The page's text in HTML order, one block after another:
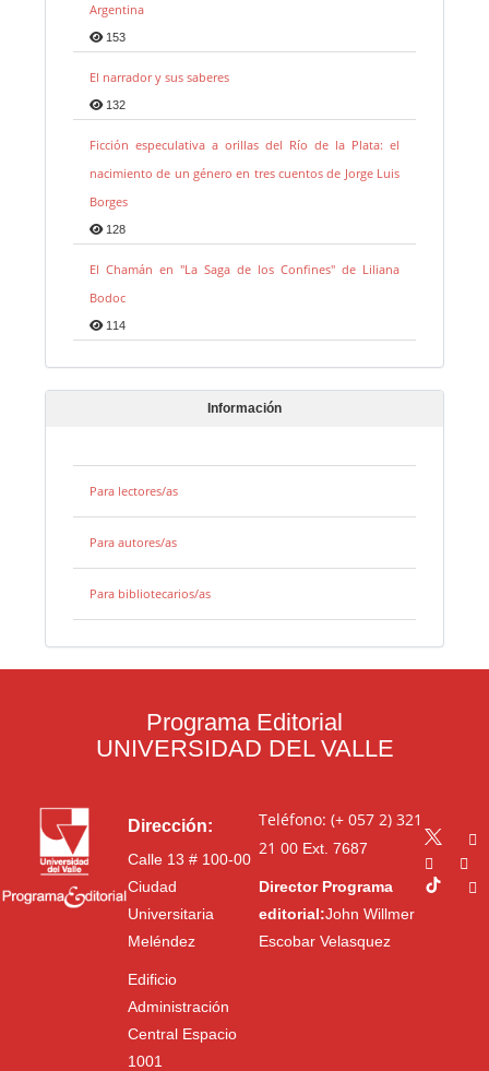
Argentina
153
El narrador y sus saberes
132
Ficción especulativa a orillas del Río de la Plata: el
nacimiento de un género en tres cuentos de Jorge Luis
Borges
128
El Chamán en "La Saga de los Confines" de Liliana
Bodoc
114
Información
Para lectores/as
Para autores/as
Para bibliotecarios/as
Programa Editorial
UNIVERSIDAD DEL VALLE
Dirección:
Calle 13 # 100-00
Ciudad
Universitaria
Meléndez
Edificio
Administración
Central Espacio
1001
Teléfono: (+ 057 2) 321
21 00Ext. 7687
Director Programa
editorial:John Willmer
Escobar Velasquez